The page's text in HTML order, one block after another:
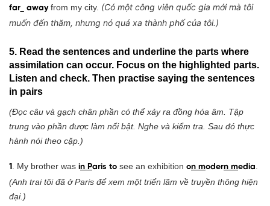
far_ awayfrom my city. (Có một công viên quốc gia mới mà tôi
muốn đến thăm, nhưng nó quá xa thành phố của tôi.)
5. Read the sentences and underline the parts where
assimilation can occur. Focus on the highlighted parts.
Listen and check. Then practise saying the sentences
in pairs
(Đọc câu và gạch chân phần có thể xảy ra đồng hóa âm. Tập
trung vào phần được làm nổi bật. Nghe và kiểm tra. Sau đó thực
hành nói theo cặp.)
1 . My brother was in Paris to see an exhibition on modern media
(Anh trai tôi đã ở Paris để xem một triển lãm về truyền thông hiện
đại.)